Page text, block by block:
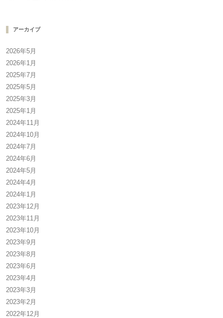
アーカイブ
2026年5月
2026年1月
2025年7月
2025年5月
2025年3月
2025年1月
2024年11月
2024年10月
2024年7月
2024年6月
2024年5月
2024年4月
2024年1月
2023年12月
2023年11月
2023年10月
2023年9月
2023年8月
2023年6月
2023年4月
2023年3月
2023年2月
2022年12月